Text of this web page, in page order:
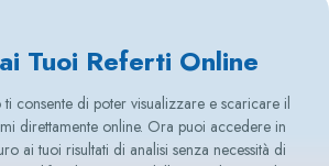
Tuoi Referti Online
consente di poter visualizzare e scaricare il
direttamente online. Ora puoi accedere in
ai tuoi risultati di analisi senza necessità di